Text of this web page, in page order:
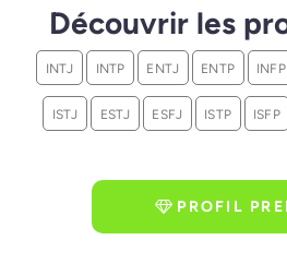
Découvrir les
INTJ INTP ENTJ ENTP INFP
ISTJ ESTJ ESFJ ISTP ISFP
PROFIL